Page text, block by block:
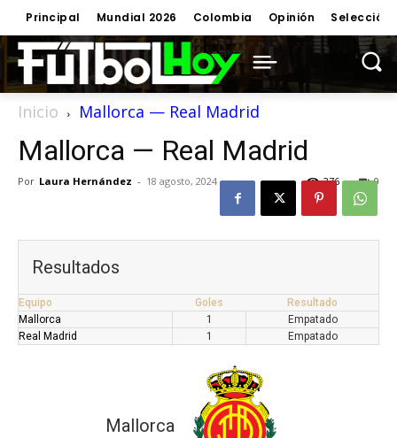
Principal Mundial 2026 Colombia Opinión Selección
Inicio Mallorca — Real Madrid
Mallorca — Real Madrid
Por Laura Hernández - 18 agosto, 2024 0
276
Resultados
Equipo Goles
Resultado
Mallorca
1
Empatado
Real Madrid
1 Empatado
Mallorca